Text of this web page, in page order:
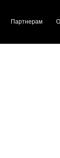
Партнерам